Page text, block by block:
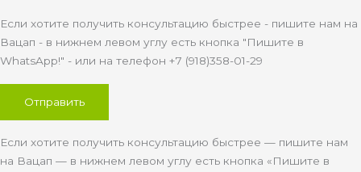
Если хотите получить консультацию быстрее - пишите нам на
Вацап - в нижнем левом углу есть кнопка "Пишите в
WhatsApp!" - или на телефон +7 (918)358-01-29
Если хотите получить консультацию быстрее — пишите нам
на Вацап — в нижнем левом углу есть кнопка «Пишите в